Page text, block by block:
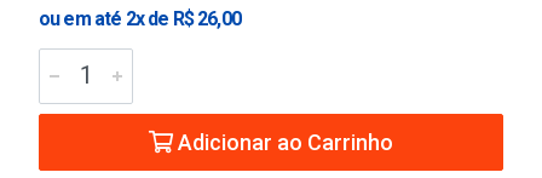
ou em até 2x de R$ 26,00
Adicionar ao Carrinho